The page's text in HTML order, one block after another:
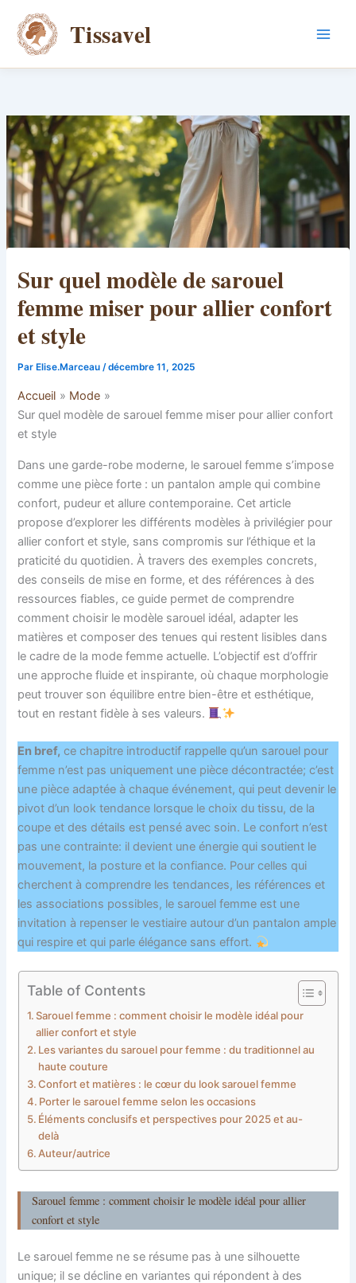
contenu
Tissavel
Sur quel modèle de sarouel
femme miser pour allier confort
et style
Par Elise.Marceau/décembre 11, 2025
Accueil
Mode
Sur quel modèle de sarouel femme miser pour allier confort
et style
Dans une garde-robe moderne, le sarouel femme s’impose
comme une pièce forte : un pantalon ample qui combine
confort, pudeur et allure contemporaine. Cet article
propose d’explorer les différents modèles à privilégier pour
allier confort et style, sans compromis sur l’éthique et la
praticité du quotidien. À travers des exemples concrets,
des conseils de mise en forme, et des références à des
ressources fiables, ce guide permet de comprendre
comment choisir le modèle sarouel idéal, adapter les
matières et composer des tenues qui restent lisibles dans
le cadre de la mode femme actuelle. L’objectif est d’offrir
une approche fluide et inspirante, où chaque morphologie
peut trouver son équilibre entre bien-être et esthétique,
tout en restant fidèle à ses valeurs.
En bref, ce chapitre introductif rappelle qu’un sarouel pour
femme n’est pas uniquement une pièce décontractée; c’est
une pièce adaptée à chaque événement, qui peut devenir le
pivot d’un look tendance lorsque le choix du tissu, de la
coupe et des détails est pensé avec soin. Le confort n’est
pas une contrainte: il devient une énergie qui soutient le
mouvement, la posture et la confiance. Pour celles qui
cherchent à comprendre les tendances, les références et
les associations possibles, le sarouel femme est une
invitation à repenser le vestiaire autour d’un pantalon ample
qui respire et qui parle élégance sans effort.
Table of Contents
Sarouel femme : comment choisir le modèle idéal pour
allier confort et style
Les variantes du sarouel pour femme : du traditionnel au
haute couture
Confort et matières : le cœur du look sarouel femme
Porter le sarouel femme selon les occasions
Éléments conclusifs et perspectives pour 2025 et au-
delà
Auteur/autrice
Sarouel femme : comment choisir le modèle idéal pour allier
confort et style
Le sarouel femme ne se résume pas à une silhouette
unique; il se décline en variantes qui répondent à des